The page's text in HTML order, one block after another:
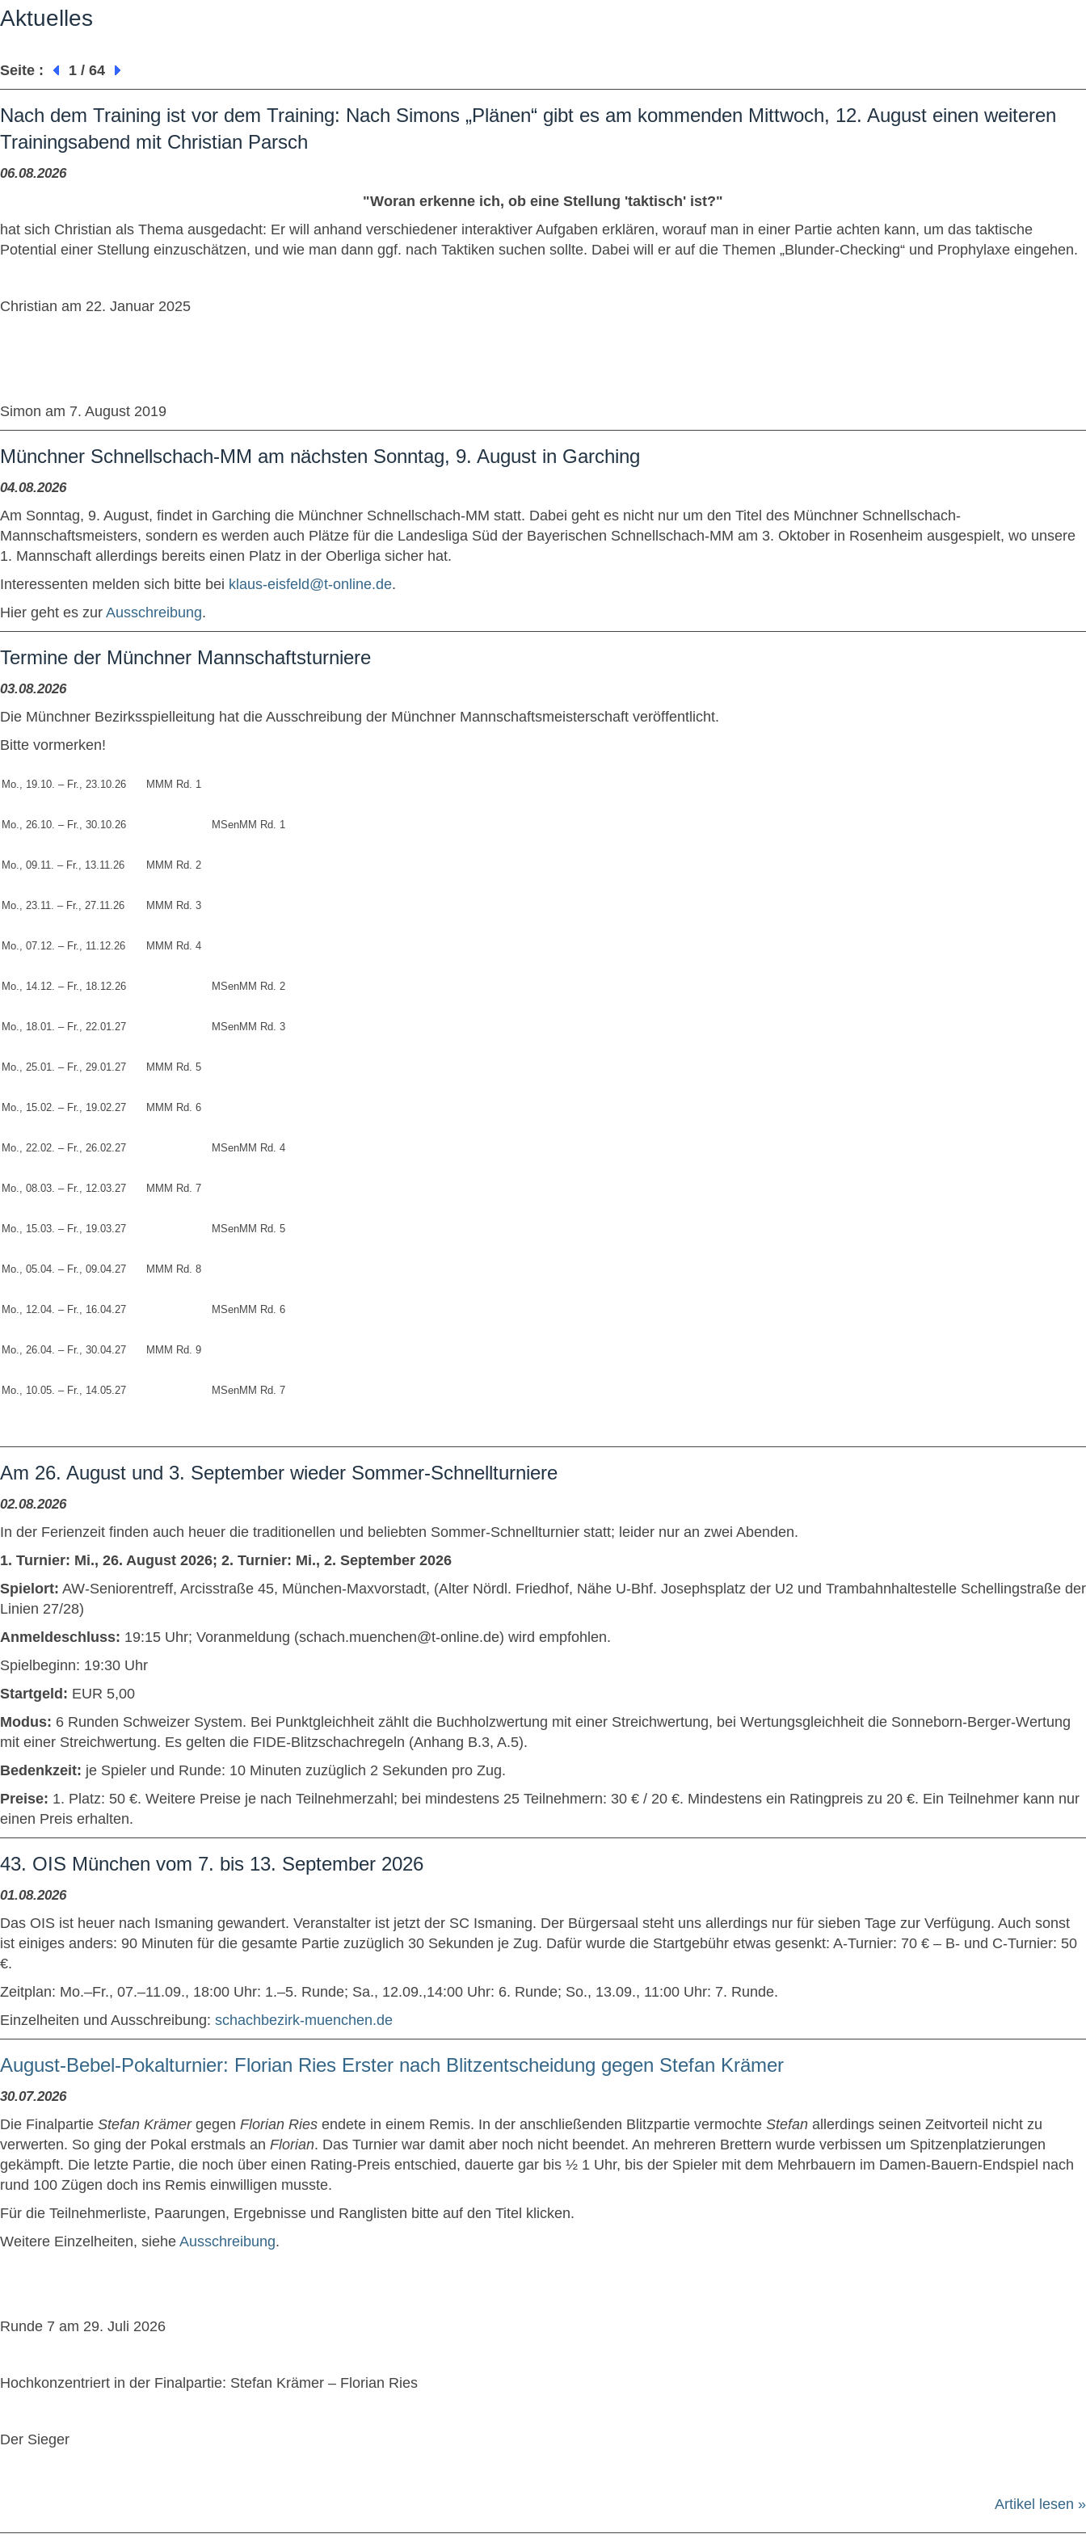
Aktuelles
Seite : 1 / 64
Nach dem Training ist vor dem Training: Nach Simons „Plänen“ gibt es am kommenden Mittwoch, 12. August einen weiteren
Trainingsabend mit Christian Parsch
06.08.2026
"Woran erkenne ich, ob eine Stellung 'taktisch' ist?"
hat sich Christian als Thema ausgedacht: Er will anhand verschiedener interaktiver Aufgaben erklären, worauf man in einer Partie achten kann, um das taktische
Potential einer Stellung einzuschätzen, und wie man dann ggf. nach Taktiken suchen sollte. Dabei will er auf die Themen „Blunder-Checking“ und Prophylaxe eingehen.
Christian am 22. Januar 2025
Simon am 7. August 2019
Münchner Schnellschach-MM am nächsten Sonntag, 9. August in Garching
04.08.2026
Am Sonntag, 9. August, findet in Garching die Münchner Schnellschach-MM statt. Dabei geht es nicht nur um den Titel des Münchner Schnellschach-
Mannschaftsmeisters, sondern es werden auch Plätze für die Landesliga Süd der Bayerischen Schnellschach-MM am 3. Oktober in Rosenheim ausgespielt, wo unsere
1. Mannschaft allerdings bereits einen Platz in der Oberliga sicher hat.
Interessenten melden sich bitte bei klaus-eisfeld@t-online.de.
Hier geht es zur Ausschreibung.
Termine der Münchner Mannschaftsturniere
03.08.2026
Die Münchner Bezirksspielleitung hat die Ausschreibung der Münchner Mannschaftsmeisterschaft veröffentlicht.
Bitte vormerken!
Mo., 19.10. – Fr., 23.10.26 MMM Rd. 1
Mo., 26.10. – Fr., 30.10.26 MSenMM Rd. 1
Mo., 09.11. – Fr., 13.11.26 MMM Rd. 2
Mo., 23.11. – Fr., 27.11.26 MMM Rd. 3
Mo., 07.12. – Fr., 11.12.26 MMM Rd. 4
Mo., 14.12. – Fr., 18.12.26 MSenMM Rd. 2
Mo., 18.01. – Fr., 22.01.27 MSenMM Rd. 3
Mo., 25.01. – Fr., 29.01.27 MMM Rd. 5
Mo., 15.02. – Fr., 19.02.27 MMM Rd. 6
Mo., 22.02. – Fr., 26.02.27 MSenMM Rd. 4
Mo., 08.03. – Fr., 12.03.27 MMM Rd. 7
Mo., 15.03. – Fr., 19.03.27 MSenMM Rd. 5
Mo., 05.04. – Fr., 09.04.27 MMM Rd. 8
Mo., 12.04. – Fr., 16.04.27 MSenMM Rd. 6
Mo., 26.04. – Fr., 30.04.27 MMM Rd. 9
Mo., 10.05. – Fr., 14.05.27 MSenMM Rd. 7
Am 26. August und 3. September wieder Sommer-Schnellturniere
02.08.2026
In der Ferienzeit finden auch heuer die traditionellen und beliebten Sommer-Schnellturnier statt; leider nur an zwei Abenden.
1. Turnier: Mi., 26. August 2026; 2. Turnier: Mi., 2. September 2026
Spielort: AW-Seniorentreff, Arcisstraße 45, München-Maxvorstadt, (Alter Nördl. Friedhof, Nähe U-Bhf. Josephsplatz der U2 und Trambahnhaltestelle Schellingstraße der
Linien 27/28)
Anmeldeschluss: 19:15 Uhr; Voranmeldung (schach.muenchen@t-online.de) wird empfohlen.
Spielbeginn: 19:30 Uhr
Startgeld: EUR 5,00
Modus: 6 Runden Schweizer System. Bei Punktgleichheit zählt die Buchholzwertung mit einer Streichwertung, bei Wertungsgleichheit die Sonneborn-Berger-Wertung
mit einer Streichwertung. Es gelten die FIDE-Blitz­schachregeln (Anhang B.3, A.5).
Bedenkzeit: je Spieler und Runde: 10 Minuten zuzüglich 2 Sekunden pro Zug.
Preise: 1. Platz: 50 €. Weitere Preise je nach Teilnehmerzahl; bei mindestens 25 Teilnehmern: 30 € / 20 €. Mindestens ein Ratingpreis zu 20 €. Ein Teilnehmer kann nur
einen Preis erhalten.
43. OIS München vom 7. bis 13. September 2026
01.08.2026
Das OIS ist heuer nach Ismaning gewandert. Veranstalter ist jetzt der SC Ismaning. Der Bürgersaal steht uns allerdings nur für sieben Tage zur Verfügung. Auch sonst
ist einiges anders: 90 Minuten für die gesamte Partie zuzüglich 30 Sekunden je Zug. Dafür wurde die Startgebühr etwas gesenkt: A-Turnier: 70 € – B- und C-Turnier: 50
€.
Zeitplan: Mo.–Fr., 07.–11.09., 18:00 Uhr: 1.–5. Runde; Sa., 12.09.,14:00 Uhr: 6. Runde; So., 13.09., 11:00 Uhr: 7. Runde.
Einzelheiten und Ausschreibung: schachbezirk-muenchen.de
August-Bebel-Pokalturnier: Florian Ries Erster nach Blitzentscheidung gegen Stefan Krämer
30.07.2026
Die Finalpartie Stefan Krämergegen Florian Ries endete in einem Remis. In der anschließenden Blitzpartie vermochte Stefan allerdings seinen Zeitvorteil nicht zu
verwerten. So ging der Pokal erstmals an Florian. Das Turnier war damit aber noch nicht beendet. An mehreren Brettern wurde verbissen um Spitzenplatzierungen
gekämpft. Die letzte Partie, die noch über einen Rating-Preis entschied, dauerte gar bis ½ 1 Uhr, bis der Spieler mit dem Mehrbauern im Damen-Bauern-Endspiel nach
rund 100 Zügen doch ins Remis einwilligen musste.
Für die Teilnehmerliste, Paarungen, Ergebnisse und Ranglisten bitte auf den Titel klicken.
Weitere Einzelheiten, siehe Ausschreibung.
Runde 7 am 29. Juli 2026
Hochkonzentriert in der Finalpartie: Stefan Krämer – Florian Ries
Der Sieger
Artikel lesen »